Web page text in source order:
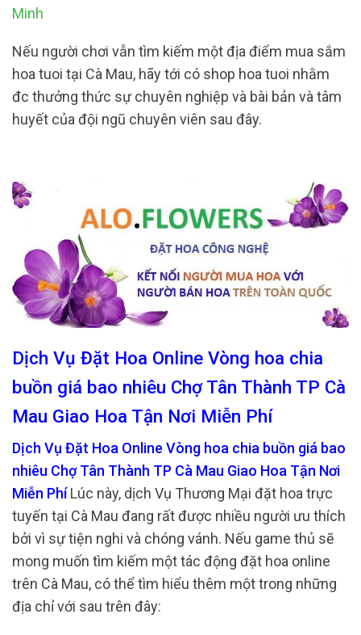
Minh
Nếu người chơi vẫn tìm kiếm một địa điểm mua sắm
hoa tuoi tại Cà Mau, hãy tới có shop hoa tuoi nhằm
đc thưởng thức sự chuyên nghiệp và bài bản và tâm
huyết của đội ngũ chuyên viên sau đây.
Dịch Vụ Đặt Hoa Online Vòng hoa chia
buồn giá bao nhiêu Chợ Tân Thành TP Cà
Mau Giao Hoa Tận Nơi Miễn Phí
Dịch Vụ Đặt Hoa Online Vòng hoa chia buồn giá bao
nhiêu Chợ Tân Thành TP Cà Mau Giao Hoa Tận Nơi
Miễn PhíLúc này, dịch Vụ Thương Mại đặt hoa trực
tuyến tại Cà Mau đang rất được nhiều người ưu thích
bởi vì sự tiện nghi và chóng vánh. Nếu game thủ sẽ
mong muốn tìm kiếm một tác động đặt hoa online
trên Cà Mau, có thể tìm hiểu thêm một trong những
địa chỉ với sau trên đây: